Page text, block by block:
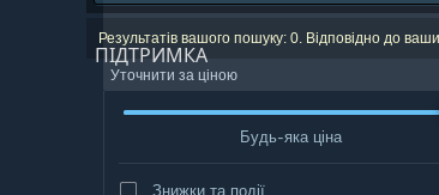
ПІДТРИМКА
Результатів вашого пошуку: 0. Відповідно до
Уточнити за ціною
Будь-яка ціна
Знижки та події